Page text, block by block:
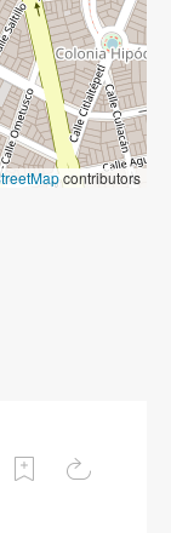
contributors